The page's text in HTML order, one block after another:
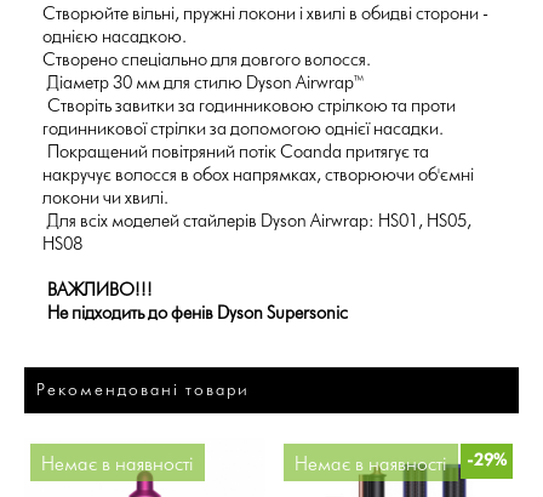
Створюйте вільні, пружні локони і хвилі в обидві сторони -
однією насадкою.
Створено спеціально для довгого волосся.
Діаметр 30 мм для стилю Dyson Airwrap™
Створіть завитки за годинниковою стрілкою та проти
годинникової стрілки за допомогою однієї насадки.
Покращений повітряний потік Coanda притягує та
накручує волосся в обох напрямках, створюючи об'ємні
локони чи хвилі.
Для всіх моделей стайлерів Dyson Airwrap: HS01, HS05,
HS08
ВАЖЛИВО!!!
Не підходить до фенів Dyson Supersonic
Рекомендовані товари
Немає в наявності -29%
Немає в наявності